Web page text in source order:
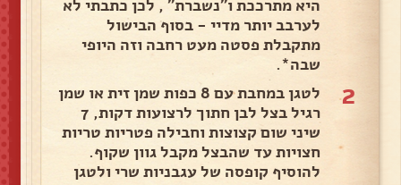
היא מתרככת ו״נשברת״ , לכן כתבתי לא
לערבב יותר מדיי - בסוף הבישול
מתקבלת פסטה מעט רחבה וזה היופי
שבה*.
2
לטגן במחבת עם 8 כפות שמן זית או שמן
רגיל בצל לבן חתוך לרצועות דקות, 7
שיני שום קצוצות וחבילה פטריות טריות
חצויות עד שהבצל מקבל גוון שקוף.
להוסיף קופסה של עגבניות שרי ולטגן